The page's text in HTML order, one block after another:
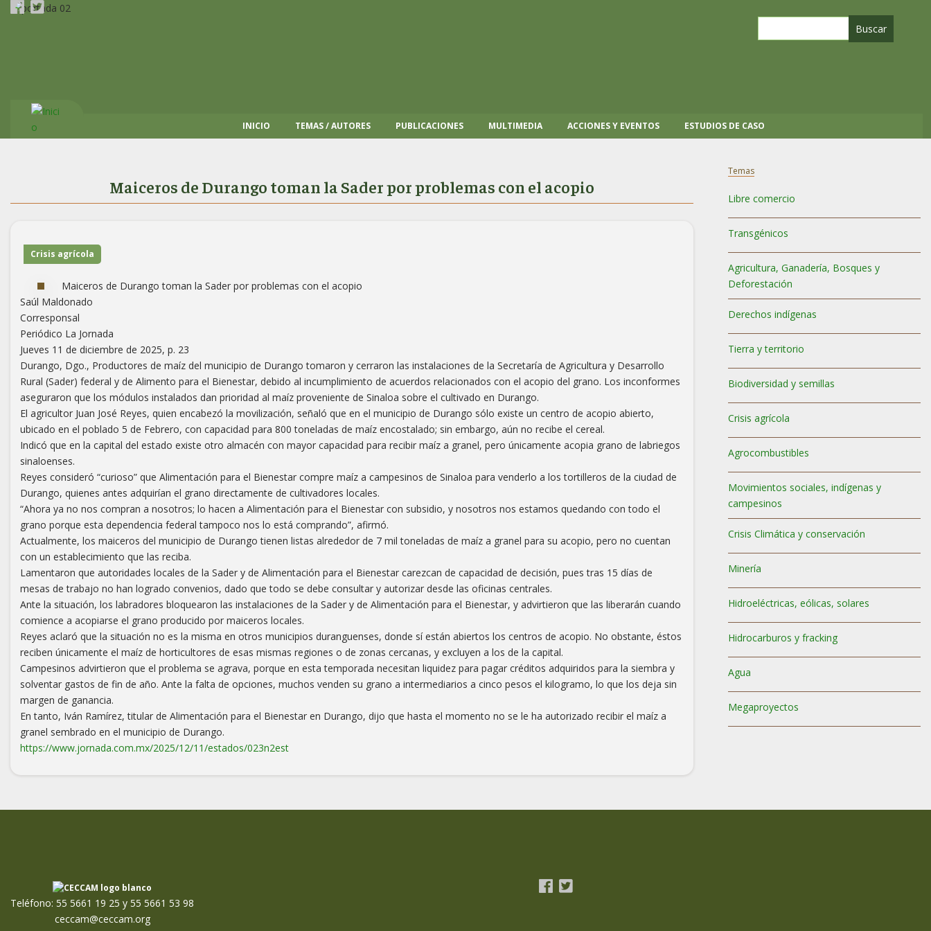
Pasar
INICIO TEMAS / AUTORES PUBLICACIONES MULTIMEDIA ACCIONES Y EVENTOS ESTUDIOS DE CASO
Maiceros de Durango toman la Sader por problemas con el acopio
Crisis agrícola
Maiceros de Durango toman la Sader por problemas con el acopio
Saúl Maldonado
Corresponsal
Periódico La Jornada
Jueves 11 de diciembre de 2025, p. 23
Durango, Dgo., Productores de maíz del municipio de Durango tomaron y cerraron las instalaciones de la Secretaría de Agricultura y Desarrollo
Rural (Sader) federal y de Alimento para el Bienestar, debido al incumplimiento de acuerdos relacionados con el acopio del grano. Los inconformes
aseguraron que los módulos instalados dan prioridad al maíz proveniente de Sinaloa sobre el cultivado en Durango.
El agricultor Juan José Reyes, quien encabezó la movilización, señaló que en el municipio de Durango sólo existe un centro de acopio abierto,
ubicado en el poblado 5 de Febrero, con capacidad para 800 toneladas de maíz encostalado; sin embargo, aún no recibe el cereal.
Indicó que en la capital del estado existe otro almacén con mayor capacidad para recibir maíz a granel, pero únicamente acopia grano de labriegos
sinaloenses.
Reyes consideró “curioso” que Alimentación para el Bienestar compre maíz a campesinos de Sinaloa para venderlo a los tortilleros de la ciudad de
Durango, quienes antes adquirían el grano directamente de cultivadores locales.
“Ahora ya no nos compran a nosotros; lo hacen a Alimentación para el Bienestar con subsidio, y nosotros nos estamos quedando con todo el
grano porque esta dependencia federal tampoco nos lo está comprando”, afirmó.
Actualmente, los maiceros del municipio de Durango tienen listas alrededor de 7 mil toneladas de maíz a granel para su acopio, pero no cuentan
con un establecimiento que las reciba.
Lamentaron que autoridades locales de la Sader y de Alimentación para el Bienestar carezcan de capacidad de decisión, pues tras 15 días de
mesas de trabajo no han logrado convenios, dado que todo se debe consultar y autorizar desde las oficinas centrales.
Ante la situación, los labradores bloquearon las instalaciones de la Sader y de Alimentación para el Bienestar, y advirtieron que las liberarán cuando
comience a acopiarse el grano producido por maiceros locales.
Reyes aclaró que la situación no es la misma en otros municipios duranguenses, donde sí están abiertos los centros de acopio. No obstante, éstos
reciben únicamente el maíz de horticultores de esas mismas regiones o de zonas cercanas, y excluyen a los de la capital.
Campesinos advirtieron que el problema se agrava, porque en esta temporada necesitan liquidez para pagar créditos adquiridos para la siembra y
solventar gastos de fin de año. Ante la falta de opciones, muchos venden su grano a intermediarios a cinco pesos el kilogramo, lo que los deja sin
margen de ganancia.
En tanto, Iván Ramírez, titular de Alimentación para el Bienestar en Durango, dijo que hasta el momento no se le ha autorizado recibir el maíz a
granel sembrado en el municipio de Durango.
https://www.jornada.com.mx/2025/12/11/estados/023n2est
Temas
Libre comercio
Transgénicos
Agricultura, Ganadería, Bosques y
Deforestación
Derechos indígenas
Tierra y territorio
Biodiversidad y semillas
Crisis agrícola
Agrocombustibles
Movimientos sociales, indígenas y
campesinos
Crisis Climática y conservación
Minería
Hidroeléctricas, eólicas, solares
Hidrocarburos y fracking
Agua
Megaproyectos
Teléfono: 55 5661 19 25 y 55 5661 53 98
ceccam@ceccam.org